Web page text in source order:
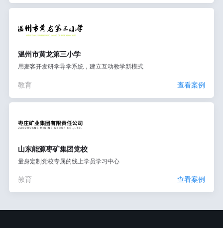
温州市黄龙第三小学
用麦客开发研学导学系统，建立互动教学新模式
教育 查看案例
山东能源枣矿集团党校
量身定制党校专属的线上学员学习中心
教育 查看案例